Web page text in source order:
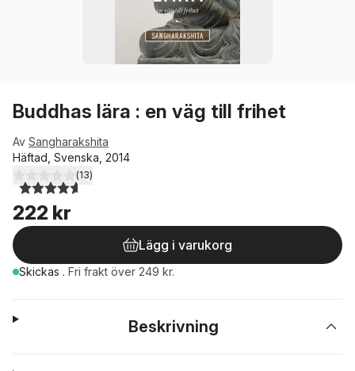
Buddhas lära : en väg till frihet
Av Sangharakshita
Häftad, Svenska, 2014
4,6utav 5 stjärnor. Totalt antal röster:
(13)
222 kr
Lägg i varukorg
Skickas . Fri frakt över 249 kr.
Beskrivning